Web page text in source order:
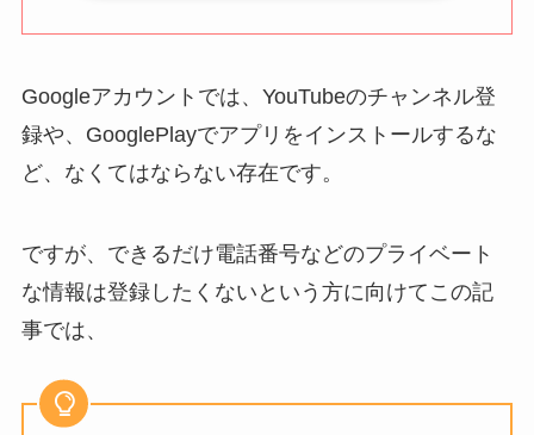
Googleアカウントでは、YouTubeのチャンネル登
録や、GooglePlayでアプリをインストールするな
ど、なくてはならない存在です。
ですが、できるだけ電話番号などのプライベート
な情報は登録したくないという方に向けてこの記
事では、